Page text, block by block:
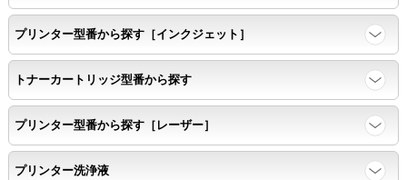
プリンター型番から探す［インクジェット］
トナーカートリッジ型番から探す
プリンター型番から探す［レーザー］
プリンター洗浄液